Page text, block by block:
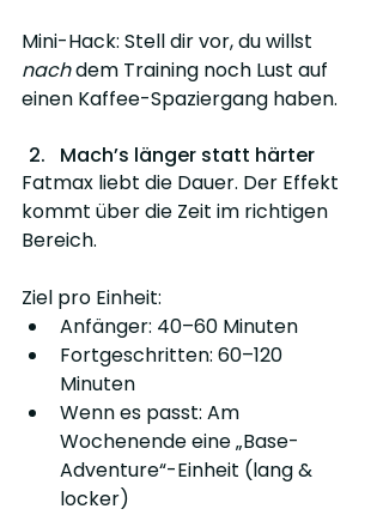
Mini-Hack: Stell dir vor, du willst
nach dem Training noch Lust auf
einen Kaffee-Spaziergang haben.
Mach’s länger statt härter
Fatmax liebt die Dauer. Der Effekt
kommt über die Zeit im richtigen
Bereich.
Ziel pro Einheit:
Anfänger: 40–60 Minuten
Fortgeschritten: 60–120
Minuten
Wenn es passt: Am
Wochenende eine „Base-
Adventure“-Einheit (lang &
locker)